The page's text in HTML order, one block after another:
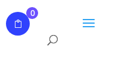
0